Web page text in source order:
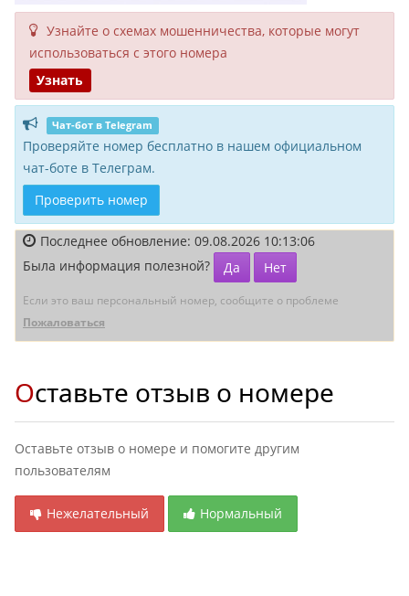
Узнайте о схемах мошенни­чества, кото­рые могут
исполь­зоваться с этого номера
Узнать
Чат-бот в Telegram
Проверяйте номер бесплатно в нашем официальном
чат-боте в Телеграм.
Проверить номер
Последнее обновление: 09.08.2026 10:13:06
Была информация полезной?
Да Нет
Если это ваш персональный номер, сообщите о проблеме
Пожаловаться
Оставьте отзыв о номере
Оставьте отзыв о номере и помогите другим
пользователям
Нежелательный Нормальный